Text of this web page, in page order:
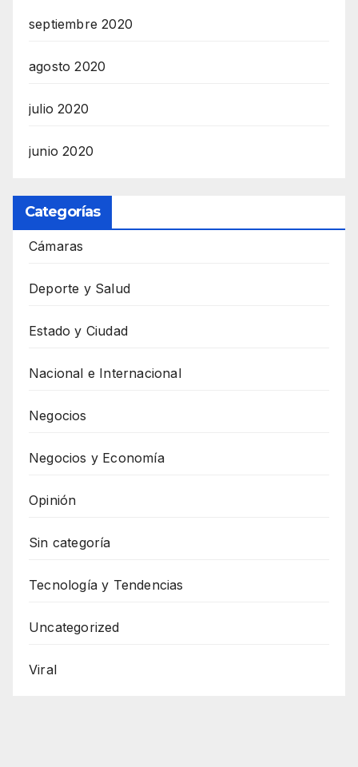
septiembre 2020
agosto 2020
julio 2020
junio 2020
Categorías
Cámaras
Deporte y Salud
Estado y Ciudad
Nacional e Internacional
Negocios
Negocios y Economía
Opinión
Sin categoría
Tecnología y Tendencias
Uncategorized
Viral